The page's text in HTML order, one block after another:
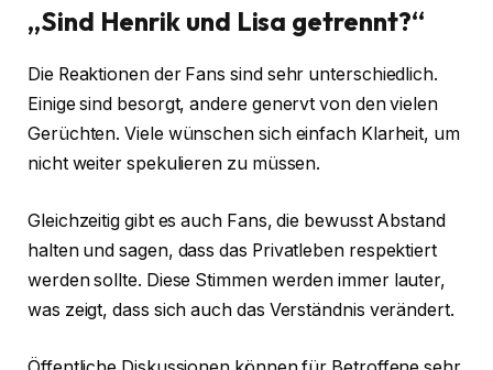
„Sind Henrik und Lisa getrennt?“
Die Reaktionen der Fans sind sehr unterschiedlich.
Einige sind besorgt, andere genervt von den vielen
Gerüchten. Viele wünschen sich einfach Klarheit, um
nicht weiter spekulieren zu müssen.
Gleichzeitig gibt es auch Fans, die bewusst Abstand
halten und sagen, dass das Privatleben respektiert
werden sollte. Diese Stimmen werden immer lauter,
was zeigt, dass sich auch das Verständnis verändert.